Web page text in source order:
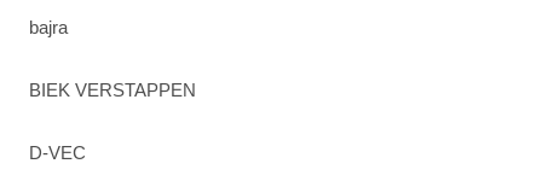
bajra
BIEK VERSTAPPEN
D-VEC